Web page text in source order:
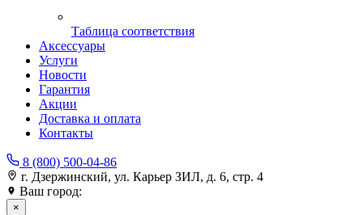
Таблица соответствия
Аксессуары
Услуги
Новости
Гарантия
Акции
Доставка и оплата
Контакты
8 (800) 500-04-86
г. Дзержинский, ул. Карьер ЗИЛ, д. 6, стр. 4
Ваш город:
×